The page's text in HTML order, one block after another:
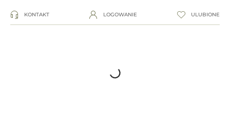
KONTAKT LOGOWANIE ULUBIONE